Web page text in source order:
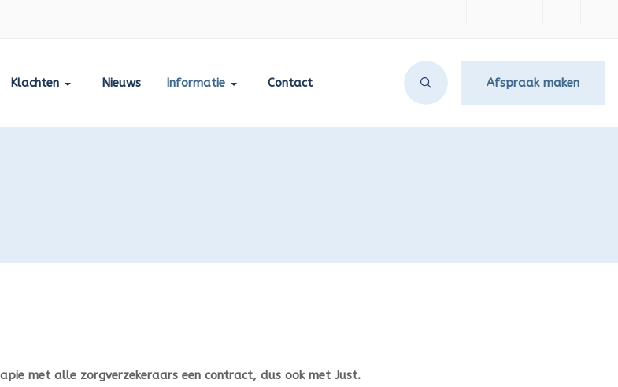
Klachten Nieuws Informatie Contact
Type 2 or more characters for
Afspraak maken
met alle zorgverzekeraars een contract, dus ook met Just.